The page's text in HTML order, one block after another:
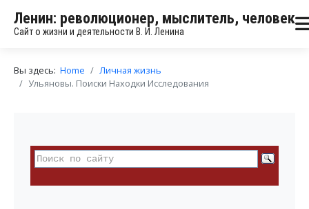
Ленин: революционер, мыслитель, человек
Сайт о жизни и деятельности В. И. Ленина
Вы здесь: Home
Личная жизнь
Ульяновы. Поиски Находки Исследования